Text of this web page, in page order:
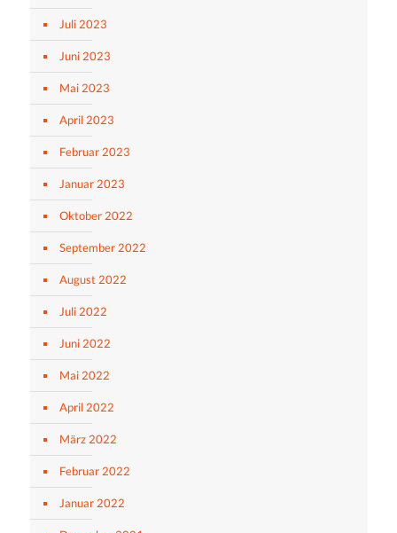
Juli 2023
Juni 2023
Mai 2023
April 2023
Februar 2023
Januar 2023
Oktober 2022
September 2022
August 2022
Juli 2022
Juni 2022
Mai 2022
April 2022
März 2022
Februar 2022
Januar 2022